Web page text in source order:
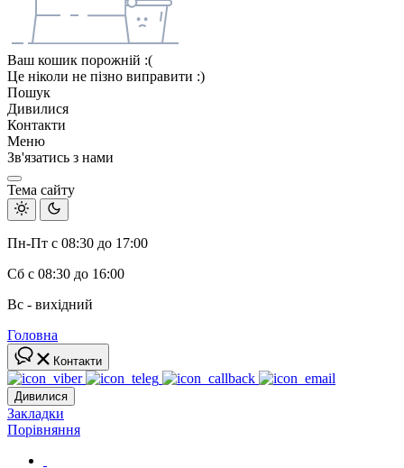
Ваш кошик порожній :(
Це ніколи не пізно виправити :)
Пошук
Дивилися
Контакти
Меню
Зв'язатись з нами
Тема сайту
Пн-Пт с 08:30 до 17:00
Сб с 08:30 до 16:00
Вс - вихідний
Головна
Контакти
Дивилися
Закладки
Порівняння